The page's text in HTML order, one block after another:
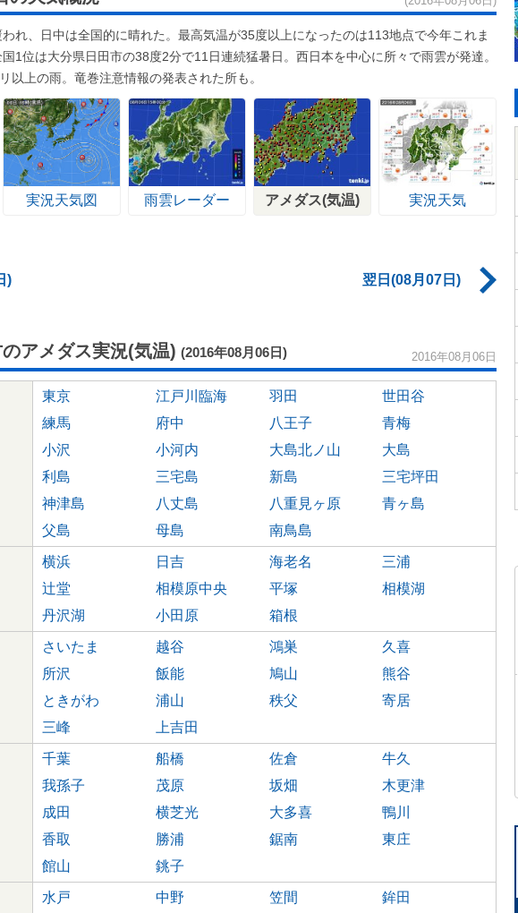
れ、日中は全国的に晴れた。最高気温が35度以上になったのは113地点で今年これま
1位は大分県日田市の38度2分で11日連続猛暑日。西日本を中心に所々で雨雲が発達。
以上の雨。竜巻注意情報の発表された所も。
実況天気図 雨雲レーダー アメダス(気温) 実況天気
) 翌日(08月07日)
アメダス実況(気温) (2016年08月06日) 2016年08月06日
東京 江戸川臨海 羽田
世田谷
練馬
府中 八王子
青梅
小沢
小河内 大島北ノ山
大島
利島
三宅島 新島
三宅坪田
神津島
八丈島 八重見ヶ原
青ヶ島
父島
母島 南鳥島
横浜 日吉 海老名
三浦
辻堂
相模原中央 平塚
相模湖
丹沢湖
小田原 箱根
さいたま 越谷 鴻巣
久喜
所沢
飯能 鳩山
熊谷
ときがわ
浦山 秩父
寄居
三峰
上吉田
千葉 船橋 佐倉
牛久
我孫子
茂原 坂畑
木更津
成田
横芝光 大多喜
鴨川
香取
勝浦 鋸南
東庄
館山
銚子
水戸 中野 笠間
鉾田